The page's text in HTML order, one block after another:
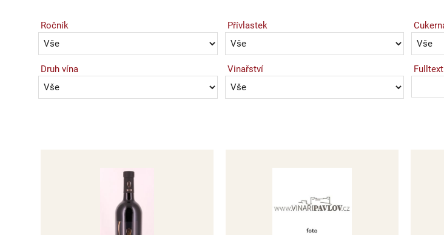
Ročník Přívlastek
Druh vína Vinařství Fulltext